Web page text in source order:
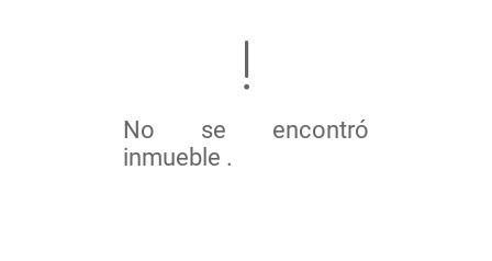
No se encontró
inmueble .